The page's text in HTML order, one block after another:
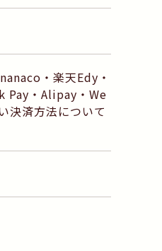
・楽天Edy・
Pay・Alipay・We
済方法について